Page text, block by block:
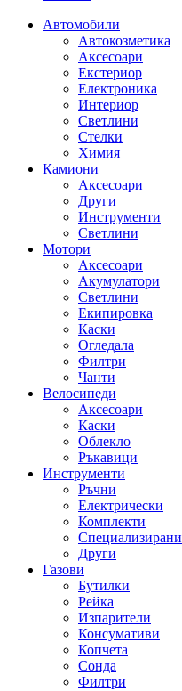
Автомобили
Автокозметика
Аксесоари
Екстериор
Електроника
Интериор
Светлини
Стелки
Химия
Камиони
Аксесоари
Други
Инструменти
Светлини
Мотори
Аксесоари
Акумулатори
Светлини
Екипировка
Каски
Огледала
Филтри
Чанти
Велосипеди
Аксесоари
Каски
Облекло
Ръкавици
Инструменти
Ръчни
Електрически
Комплекти
Специализирани
Други
Газови
Бутилки
Рейка
Изпарители
Консумативи
Копчета
Сонда
Филтри